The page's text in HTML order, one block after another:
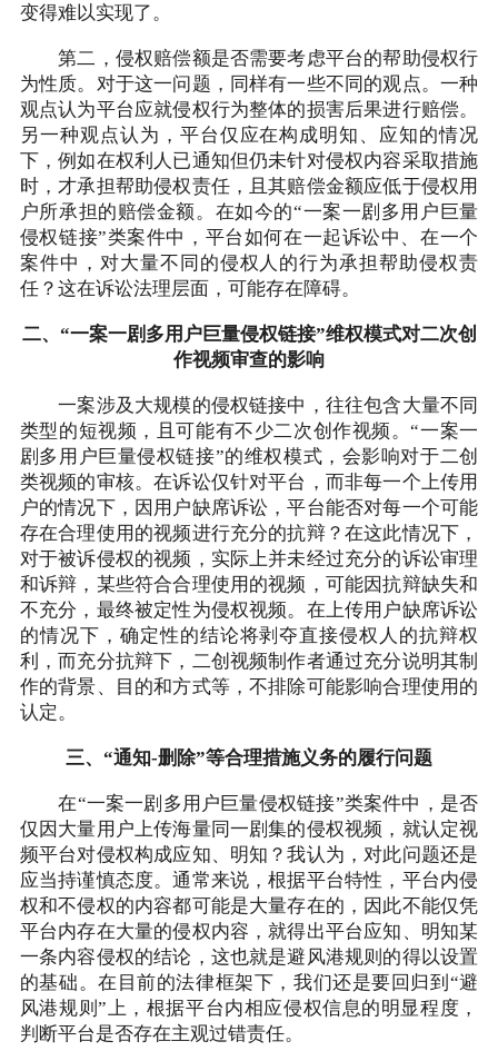
变得难以实现了。
第二，侵权赔偿额是否需要考虑平台的帮助侵权行
为性质。对于这一问题，同样有一些不同的观点。一种
观点认为平台应就侵权行为整体的损害后果进行赔偿。
另一种观点认为，平台仅应在构成明知、应知的情况
下，例如在权利人已通知但仍未针对侵权内容采取措施
时，才承担帮助侵权责任，且其赔偿金额应低于侵权用
户所承担的赔偿金额。在如今的“一案一剧多用户巨量
侵权链接”类案件中，平台如何在一起诉讼中、在一个
案件中，对大量不同的侵权人的行为承担帮助侵权责
任？这在诉讼法理层面，可能存在障碍。
二、“一案一剧多用户巨量侵权链接”维权模式对二次创
作视频审查的影响
一案涉及大规模的侵权链接中，往往包含大量不同
类型的短视频，且可能有不少二次创作视频。“一案一
剧多用户巨量侵权链接”的维权模式，会影响对于二创
类视频的审核。在诉讼仅针对平台，而非每一个上传用
户的情况下，因用户缺席诉讼，平台能否对每一个可能
存在合理使用的视频进行充分的抗辩？在这此情况下，
对于被诉侵权的视频，实际上并未经过充分的诉讼审理
和诉辩，某些符合合理使用的视频，可能因抗辩缺失和
不充分，最终被定性为侵权视频。在上传用户缺席诉讼
的情况下，确定性的结论将剥夺直接侵权人的抗辩权
利，而充分抗辩下，二创视频制作者通过充分说明其制
作的背景、目的和方式等，不排除可能影响合理使用的
认定。
三、“通知-删除”等合理措施义务的履行问题
在“一案一剧多用户巨量侵权链接”类案件中，是否
仅因大量用户上传海量同一剧集的侵权视频，就认定视
频平台对侵权构成应知、明知？我认为，对此问题还是
应当持谨慎态度。通常来说，根据平台特性，平台内侵
权和不侵权的内容都可能是大量存在的，因此不能仅凭
平台内存在大量的侵权内容，就得出平台应知、明知某
一条内容侵权的结论，这也就是避风港规则的得以设置
的基础。在目前的法律框架下，我们还是要回归到“避
风港规则”上，根据平台内相应侵权信息的明显程度，
判断平台是否存在主观过错责任。